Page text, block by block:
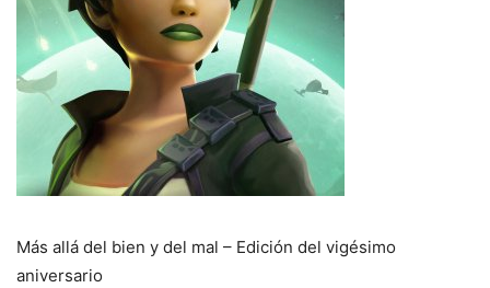
Más allá del bien y del mal – Edición del vigésimo
aniversario